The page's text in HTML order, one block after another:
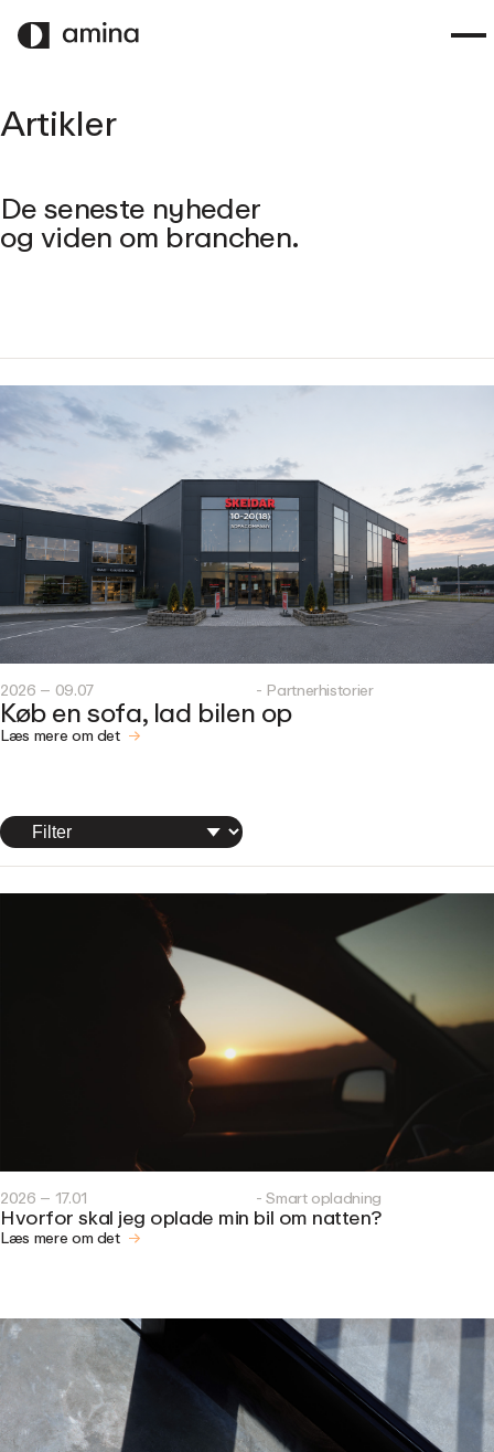
TIL
HOVEDINDHOLD
Artikler
De seneste nyheder
og viden om branchen.
2026 – 09.07 - Partnerhistorier
Køb en sofa, lad bilen op
Læs mere om det
2026 – 17.01 - Smart opladning
Hvorfor skal jeg oplade min bil om natten?
Læs mere om det